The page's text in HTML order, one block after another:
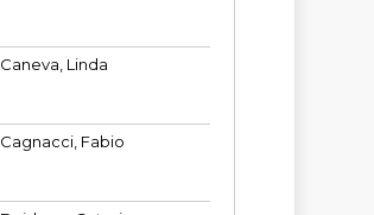
Caneva, Linda
Cagnacci, Fabio